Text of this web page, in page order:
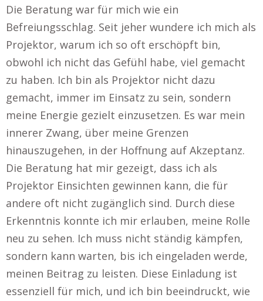
Die Beratung war für mich wie ein
Befreiungsschlag. Seit jeher wundere ich mich als
Projektor, warum ich so oft erschöpft bin,
obwohl ich nicht das Gefühl habe, viel gemacht
zu haben. Ich bin als Projektor nicht dazu
gemacht, immer im Einsatz zu sein, sondern
meine Energie gezielt einzusetzen. Es war mein
innerer Zwang, über meine Grenzen
hinauszugehen, in der Hoffnung auf Akzeptanz.
Die Beratung hat mir gezeigt, dass ich als
Projektor Einsichten gewinnen kann, die für
andere oft nicht zugänglich sind. Durch diese
Erkenntnis konnte ich mir erlauben, meine Rolle
neu zu sehen. Ich muss nicht ständig kämpfen,
sondern kann warten, bis ich eingeladen werde,
meinen Beitrag zu leisten. Diese Einladung ist
essenziell für mich, und ich bin beeindruckt, wie